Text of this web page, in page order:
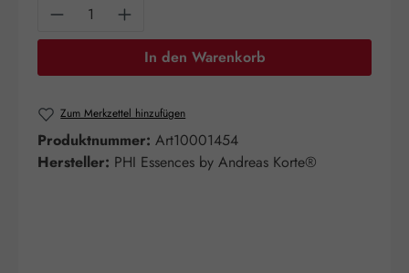
Produkt Anzahl: Gib den gewünschten
In den Warenkorb
Zum Merkzettel hinzufügen
Produktnummer: Art10001454
Hersteller: PHI Essences by Andreas Korte®